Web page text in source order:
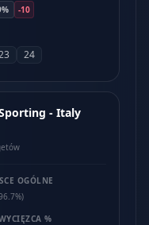
-10
24
- Italy
OGÓLNE
%